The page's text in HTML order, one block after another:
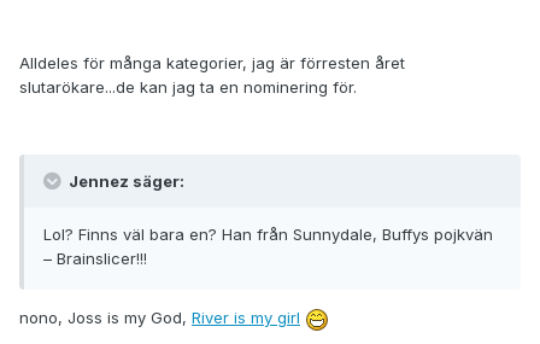
Alldeles för många kategorier, jag är förresten året
slutarökare...de kan jag ta en nominering för.
Jennez säger:
Lol? Finns väl bara en? Han från Sunnydale, Buffys pojkvän
– Brainslicer!!!
nono, Joss is my God, River is my girl